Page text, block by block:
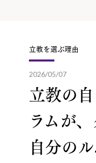
立教を選ぶ理由
2026/05/07
立教の
ラムが
自分の